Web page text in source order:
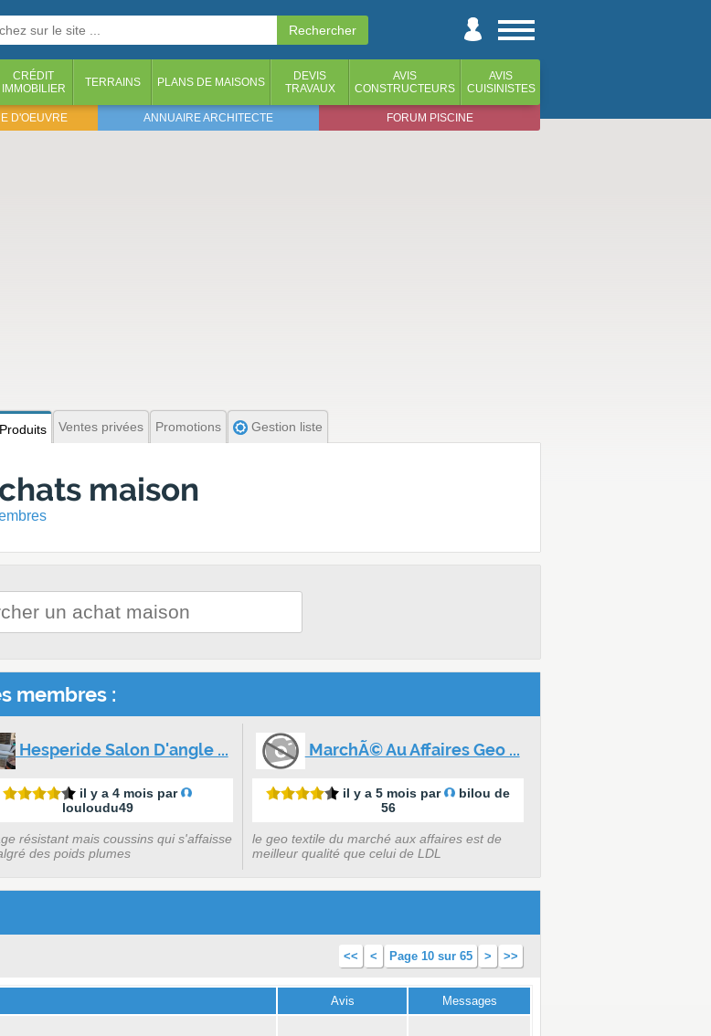
CRÉDIT
IMMOBILIER
TERRAINS PLANS DE MAISONS
DEVIS
TRAVAUX
AVIS
CONSTRUCTEURS
AVIS
CUISINISTES
D'OEUVRE ANNUAIRE ARCHITECTE FORUM PISCINE
Produits Ventes privées Promotions Gestion liste
maison
membres :
Hesperide Salon D'angle ...
il y a 4 mois par
louloudu49
résistant mais coussins qui s'affaisse
des poids plumes
MarchÃ© Au Affaires Geo ...
il y a 5 mois par
bilou de
56
le geo textile du marché aux affaires est de
meilleur qualité que celui de LDL
<< < Page 10 sur 65 > >>
Avis Messages